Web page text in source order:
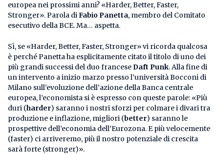
europea nei prossimi anni? «Harder, Better, Faster,
Stronger». Parola diFabio Panetta, membro del Comitato
esecutivo della BCE. Ma… aspetta.
Sì, se «Harder, Better, Faster, Stronger» vi ricorda qualcosa
è perché Panetta ha esplicitamente citato il titolo di uno dei
più grandi successi del duo franceseDaft Punk. Alla fine di
un intervento a inizio marzo presso l’università Bocconi di
Milano sull’evoluzione dell’azione della Banca centrale
europea, l’economista si è espresso con queste parole: «Più
duri (harder) saranno i nostri sforzi per colmare i divari tra
produzione e inflazione, migliori (better) saranno le
prospettive dell’economia dell’Eurozona. E più velocemente
(faster) ci arriveremo, più il nostro potenziale di crescita
sarà forte (stronger)».